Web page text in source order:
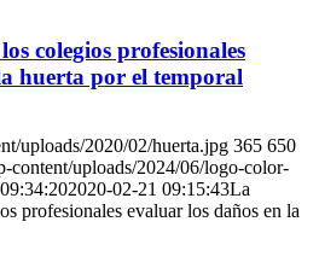
colegios profesionales
huerta por el temporal
uploads/2020/02/huerta.jpg 365 650
content/uploads/2024/06/logo-color-
2020-02-21 09:15:43La
profesionales evaluar los daños en la